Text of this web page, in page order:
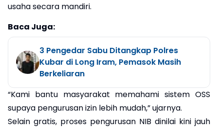
usaha secara mandiri.
Baca Juga:
3 Pengedar Sabu Ditangkap Polres
Kubar di Long Iram, Pemasok Masih
Berkeliaran
“Kami bantu masyarakat memahami sistem OSS
supaya pengurusan izin lebih mudah,” ujarnya.
Selain gratis, proses pengurusan NIB dinilai kini jauh